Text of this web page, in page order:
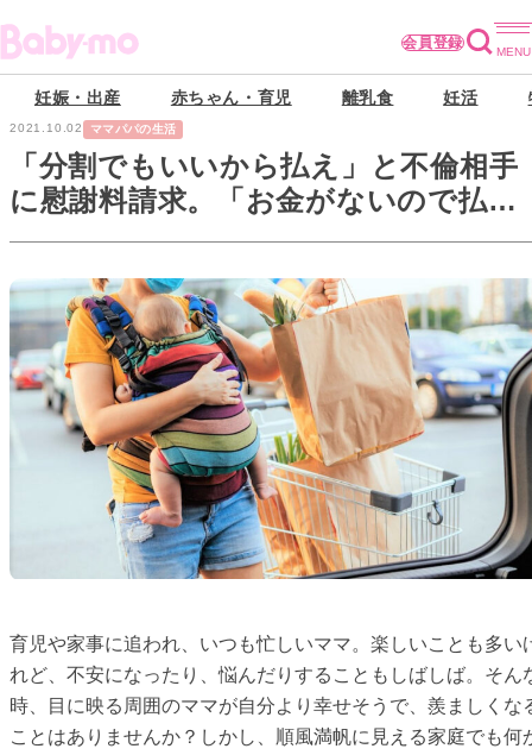
会員登録
妊娠・出産 赤ちゃん・育児 離乳食 妊活
2021.10.02 ママパパの生活
「分割でもいいから払え」と不倫相手
に慰謝料請求。「お金がないので払え
ません」と言われて…【母親たちの隣
育児や家事に追われ、いつも忙しいママ。楽しいことも多い
れど、不安になったり、悩んだりすることもしばしば。そん
時、目に映る周囲のママが自分より幸せそうで、羨ましくな
ことはありませんか？しかし、順風満帆に見える家庭でも何